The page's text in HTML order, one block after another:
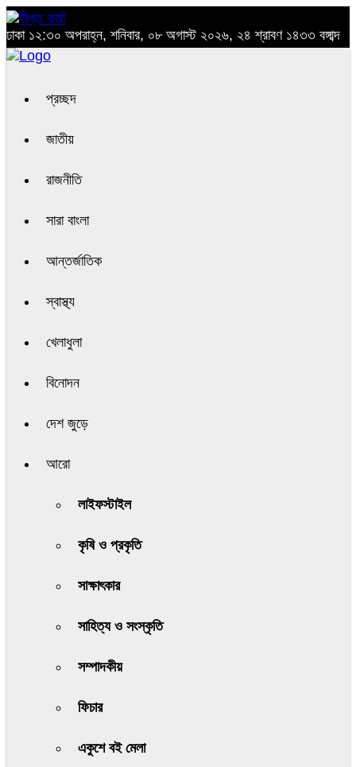
ঢাকা ১২:৩০ অপরাহ্ন, শনিবার, ০৮ অগাস্ট ২০২৬, ২৪ শ্রাবণ ১৪৩৩ বঙ্গাব্দ
প্রচ্ছদ
জাতীয়
রাজনীতি
সারা বাংলা
আন্তর্জাতিক
স্বাস্থ্য
খেলাধুলা
বিনোদন
দেশ জুড়ে
আরো
লাইফস্টাইল
কৃষি ও প্রকৃতি
সাক্ষাৎকার
সাহিত্য ও সংস্কৃতি
সম্পাদকীয়
ফিচার
একুশে বই মেলা